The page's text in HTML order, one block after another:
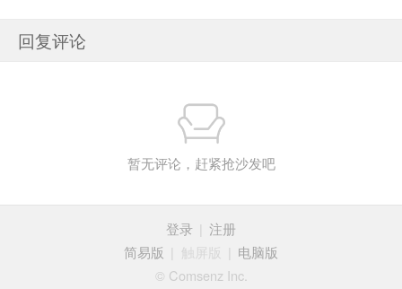
回复评论
暂无评论，赶紧抢沙发吧
登录
注册
简易版
触屏版
电脑版
© Comsenz Inc.